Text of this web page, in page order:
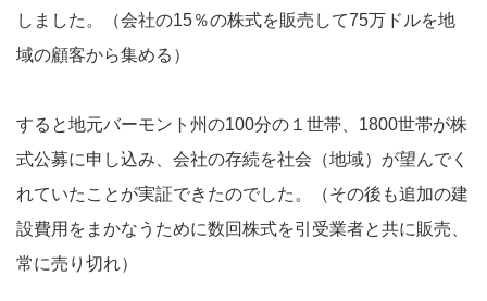
しました。（会社の15％の株式を販売して75万ドルを地
域の顧客から集める）
すると地元バーモント州の100分の１世帯、1800世帯が株
式公募に申し込み、会社の存続を社会（地域）が望んでく
れていたことが実証できたのでした。（その後も追加の建
設費用をまかなうために数回株式を引受業者と共に販売、
常に売り切れ）